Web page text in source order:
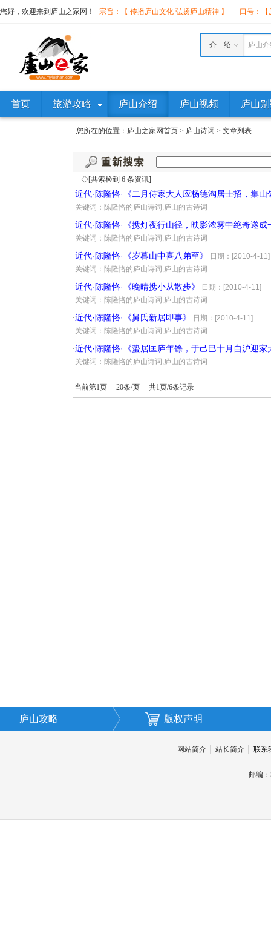
您好，欢迎来到庐山之家网！ 宗旨：【 传播庐山文化 弘扬庐山精神 】 口号：
庐山
介 绍
首页 旅游攻略 庐山介绍 庐山视频 庐山
您所在的位置： 庐山之家网首页 > 庐山诗词 > 文章列表
◇[共索检到 6 条资讯]
·近代·陈隆恪·《二月侍家大人应杨德淘居士招，集
关键词：陈隆恪的庐山诗词,庐山的古诗词
·近代·陈隆恪·《携灯夜行山径，映影浓雾中绝奇遂成
关键词：陈隆恪的庐山诗词,庐山的古诗词
·近代·陈隆恪·《岁暮山中喜八弟至》
日期：[2010-4-11]
关键词：陈隆恪的庐山诗词,庐山的古诗词
·近代·陈隆恪·《晚晴携小从散步》
日期：[2010-4-11]
关键词：陈隆恪的庐山诗词,庐山的古诗词
·近代·陈隆恪·《舅氏新居即事》
日期：[2010-4-11]
关键词：陈隆恪的庐山诗词,庐山的古诗词
·近代·陈隆恪·《蛰居匡庐年馀，于己巳十月自沪迎
关键词：陈隆恪的庐山诗词,庐山的古诗词
当前第1页 20条/页 共1页/6条记录
庐山攻略 版权声明
网站简介│ 站长简介│ 联系
邮编